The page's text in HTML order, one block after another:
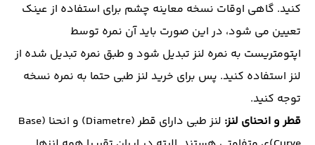
کنید. گاهی اوقات نسخه معاینه چشم برای استفاده از عینک
تعیین می شود، در این صورت باید آن نمره توسط
اپتومتریست به نمره لنز تبدیل شود و طبق نمره تبدیل شده از
لنز استفاده کنید. پس برای خرید لنز طبی حتما به نمره نسخه
توجه کنید.
قطر و انحنای لنز:
لنز طبی دارای قطر (Diametre) و انحنا (Base